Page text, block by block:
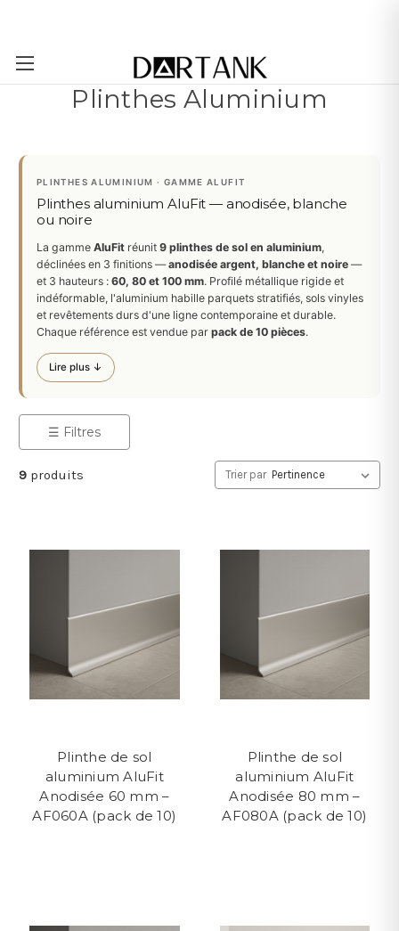
Passer au contenu principal
Plinthes Aluminium
PLINTHES ALUMINIUM · GAMME ALUFIT
Plinthes aluminium AluFit — anodisée, blanche
ou noire
La gamme AluFit réunit 9 plinthes de sol en aluminium,
déclinées en 3 finitions —anodisée argent, blanche et noire —
et 3 hauteurs : 60, 80 et 100 mm. Profilé métallique rigide et
indéformable, l'aluminium habille parquets stratifiés, sols vinyles
et revêtements durs d'une ligne contemporaine et durable.
Chaque référence est vendue par pack de 10 pièces.
Lire plus ↓
☰ Filtres
9 produits Trier par
Plinthe de sol
aluminium AluFit
Anodisée 60 mm –
AF060A (pack de 10)
Plinthe de sol
aluminium AluFit
Anodisée 80 mm –
AF080A (pack de 10)